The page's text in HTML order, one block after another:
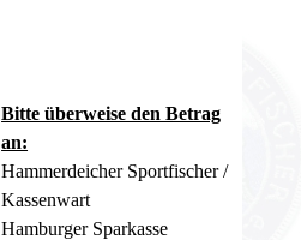
Bitte überweise den Betrag
an:
Hammerdeicher Sportfischer /
Kassenwart
Hamburger Sparkasse